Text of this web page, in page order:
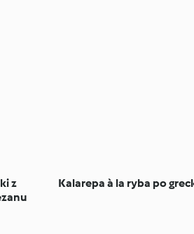
z
Kalarepa à la ryba po